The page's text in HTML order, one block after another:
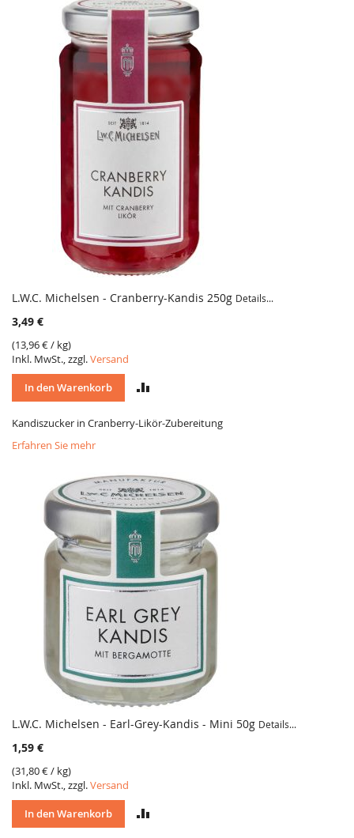
L.W.C. Michelsen - Cranberry-Kandis 250g Details...
3,49 €
(13,96 €/ kg)
Inkl. MwSt., zzgl.Versand
In den Warenkorb
VERGLEICH
Kandiszucker in Cranberry-Likör-Zubereitung
Erfahren Sie mehr
L.W.C. Michelsen - Earl-Grey-Kandis - Mini 50g Details...
1,59 €
(31,80 €/ kg)
Inkl. MwSt., zzgl.Versand
In den Warenkorb
VERGLEICH